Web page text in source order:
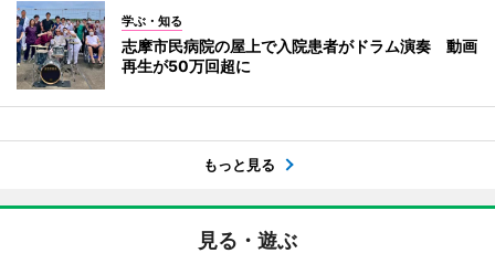
学ぶ・知る
志摩市民病院の屋上で入院患者がドラム演奏 動画
再生が50万回超に
もっと見る
見る・遊ぶ